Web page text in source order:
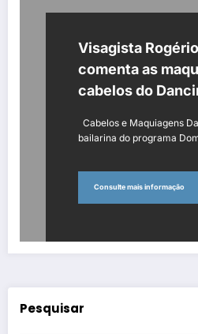
Visagista
comenta as
cabelos do
Cabelos e Maquiagens
bailarina do programa
Consulte mais informação
Pesquisar